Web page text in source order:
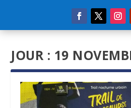
JOUR : 19